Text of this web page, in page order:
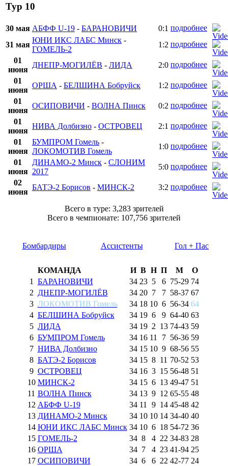
Тур 10
30 мая АБФФ U-19 - БАРАНОВИЧИ 0:1 подробнее
31 мая
ЮНИ ИКС ЛАБС Минск -
ГОМЕЛЬ-2
1:2 подробнее
01
июня
ДНЕПР-МОГИЛЁВ - ЛИДА 2:0 подробнее
01
июня
ОРША - БЕЛШИНА Бобруйск 1:2 подробнее
01
июня
ОСИПОВИЧИ - ВОЛНА Пинск 0:2 подробнее
01
июня
НИВА Долбизно - ОСТРОВЕЦ 2:1 подробнее
01
июня
БУМПРОМ Гомель -
ЛОКОМОТИВ Гомель
1:0 подробнее
01
июня
ДИНАМО-2 Минск - СЛОНИМ
2017
5:0 подробнее
02
июня
БАТЭ-2 Борисов - МИНСК-2 3:2 подробнее
Всего в туре: 3,283 зрителей
Всего в чемпионате: 107,756 зрителей
Бомбардиры Ассистенты Гол + Пас
КОМАНДА И В Н П М
О
1
БАРАНОВИЧИ 34 23 5 6 75-29 74
2 ДНЕПР-МОГИЛЁВ 34 20 7 7 58-37 67
3 ЛОКОМОТИВ Гомель 34 18 10 6 56-34 64
4 БЕЛШИНА Бобруйск 34 19 6 9 64-40 63
5 ЛИДА 34 19 2 13 74-43 59
6 БУМПРОМ Гомель 34 16 11 7 56-36 59
7 НИВА Долбизно 34 15 10 9 68-56 55
8 БАТЭ-2 Борисов 34 15 8 11 70-52 53
9 ОСТРОВЕЦ 34 16 3 15 56-48 51
10 МИНСК-2 34 15 6 13 49-47 51
11 ВОЛНА Пинск 34 13 9 12 65-55 48
12 АБФФ U-19 34 11 9 14 45-48 42
13 ДИНАМО-2 Минск 34 10 10 14 34-40 40
14 ЮНИ ИКС ЛАБС Минск 34 10 6 18 54-72 36
15 ГОМЕЛЬ-2 34 8 4 22 34-83 28
16 ОРША 34 7 4 23 41-94 25
17 ОСИПОВИЧИ 34 6 6 22 42-77 24